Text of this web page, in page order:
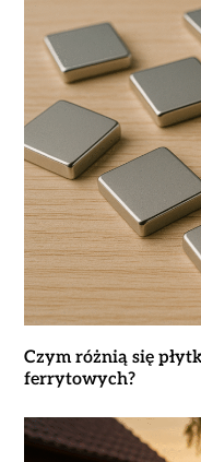
Czym różnią się
ferrytowych?